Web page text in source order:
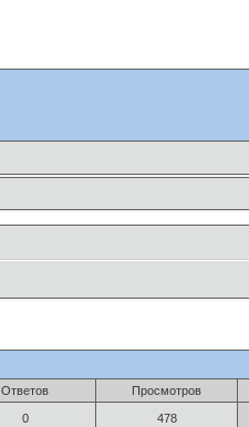
Ответов Просмотров
0 478